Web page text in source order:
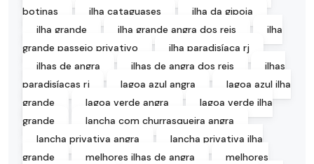
botinas
ilha cataguases
ilha da gipoia
ilha grande
ilha grande angra dos reis
ilha
grande passeio privativo
ilha paradisíaca rj
ilhas de angra
ilhas de angra dos reis
ilhas
paradisíacas rj
lagoa azul angra
lagoa azul ilha
grande
lagoa verde angra
lagoa verde ilha
grande
lancha com churrasqueira angra
lancha privativa angra
lancha privativa ilha
grande
melhores ilhas de angra
melhores